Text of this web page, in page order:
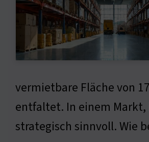
vermietbare Fläche von
entfaltet. In einem Markt,
strategisch sinnvoll. Wie